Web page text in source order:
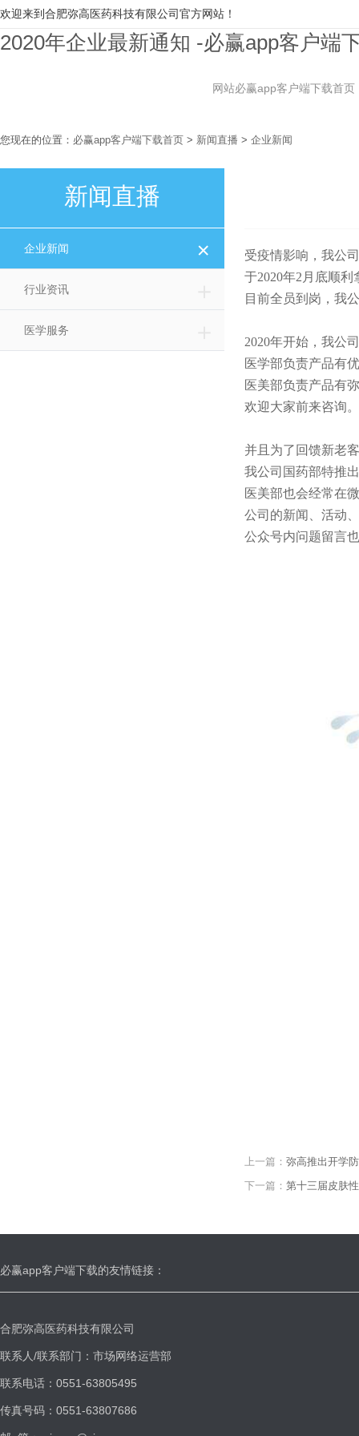
欢迎来到合肥弥高医药科技有限公司官方网站！
2020年企业最新通知 -必赢app客户端
网站必赢app客户端下载首页
您现在的位置： 必赢app客户端下载首页 > 新闻直播 > 企业新闻
新闻直播
企业新闻 ＋
行业资讯
医学服务
受疫情影响，我公
于2020年2月底顺
目前全员到岗，我
2020年开始，我公
医学部负责产品有
医美部负责产品有
欢迎大家前来咨询。
并且为了回馈新老
我公司国药部特推
医美部也会经常在
公司的新闻、活动
公众号内问题留言
上一篇： 弥高推出开学
下一篇： 第十三届皮肤
必赢app客户端下载的友情链接：
合肥弥高医药科技有限公司
联系人/联系部门：市场网络运营部
联系电话：0551-63805495
传真号码：0551-63807686